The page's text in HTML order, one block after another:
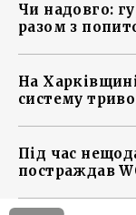
Чи надовго:
разом з
На
систему
Під час
постраждав